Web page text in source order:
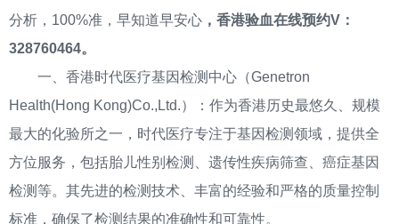
分析，100%准，早知道早安心 ，香港验血在线预约V：
328760464。
一、香港时代医疗基因检测中心（Genetron
Health(Hong Kong)Co.,Ltd.）：作为香港历史最悠久、规模
最大的化验所之一，时代医疗专注于基因检测领域，提供全
方位服务，包括胎儿性别检测、遗传性疾病筛查、癌症基因
检测等。其先进的检测技术、丰富的经验和严格的质量控制
标准，确保了检测结果的准确性和可靠性。